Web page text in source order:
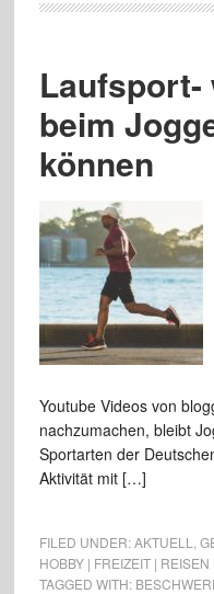
Laufsport-
beim
können
Youtube Videos von
nachzumachen, bleibt
Sportarten der
Aktivität mit […]
FILED UNDER:AKTUELL
HOBBY | FREIZEIT | REISEN
TAGGED WITH: